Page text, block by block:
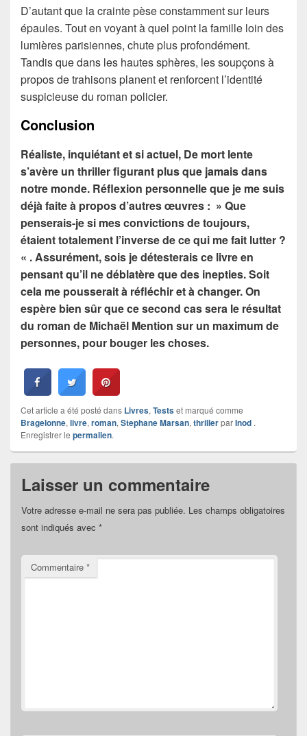
D’autant que la crainte pèse constamment sur leurs
épaules. Tout en voyant à quel point la famille loin des
lumières parisiennes, chute plus profondément.
Tandis que dans les hautes sphères, les soupçons à
propos de trahisons planent et renforcent l’identité
suspicieuse du roman policier.
Conclusion
Réaliste, inquiétant et si actuel, De mort lente
s’avère un thriller figurant plus que jamais dans
notre monde. Réflexion personnelle que je me suis
déjà faite à propos d’autres œuvres : » Que
penserais-je si mes convictions de toujours,
étaient totalement l’inverse de ce qui me fait lutter ?
« . Assurément, sois je détesterais ce livre en
pensant qu’il ne déblatère que des inepties. Soit
cela me pousserait à réfléchir et à changer. On
espère bien sûr que ce second cas sera le résultat
du roman de Michaël Mention sur un maximum de
personnes, pour bouger les choses.
Cet article a été posté dans Livres, Testset marqué comme
Bragelonne, livre, roman, Stephane Marsan, thrillerparInod .
Enregistrer le permalien.
Laisser un commentaire
Votre adresse e-mail ne sera pas publiée. Les champs obligatoires
sont indiqués avec *
Commentaire *